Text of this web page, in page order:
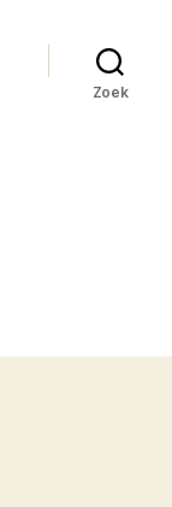
Zoek